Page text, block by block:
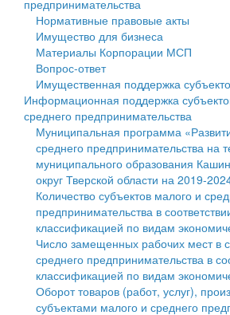
Государственные услуги
Промышленность и АПК
Экономика и бизнес
...
Символика
Устав
Гостям округа
Туризм
Культура
Образование
Здравоохранение
Социальная защита
Фотоальбом
муниципального округа Тверской
Администрация Кашинского
Тверской области
Управление сельскими территориями
Открытые данные
Работа с обращениями граждан
Муниципальный контроль
Муниципальные услуги
Проекты административных
Антимонопольный комплаенс
Финансовое управление
Бюджет для граждан
Имущество
Выявление правообладателей ранее
объектов недвижимости
Имущественная поддержка
среднего предпринимательства
Информационная поддержка
среднего предпринимательства
Муниципальные программы
предпринимательства
Нормативные правовые акты
Имущество для бизнеса
Материалы Корпорации МСП
Вопрос-ответ
Имущественная поддержка
Информационная поддержка
среднего предпринимательства
Муниципальная программа
среднего предпринимательства на
муниципального образования
округ Тверской области на 2019-
Количество субъектов малого и
предпринимательства в
классификацией по видам
Число замещенных рабочих мест в
среднего предпринимательства в
классификацией по видам
Оборот товаров (работ, услуг),
субъектами малого и среднего